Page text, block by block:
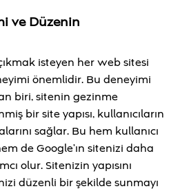
ve Düzenin
isteyen her web sitesi
önemlidir. Bu deneyimi
biri, sitenin gezinme
bir site yapısı, kullanıcıların
sağlar. Bu hem kullanıcı
de Google’ın sitenizi daha
olur. Sitenizin yapısını
düzenli bir şekilde sunmayı